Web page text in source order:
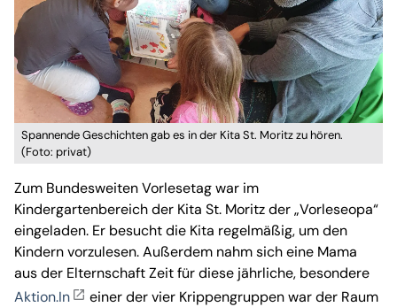
Spannende Geschichten gab es in der Kita St. Moritz zu hören.
(Foto: privat)
Zum Bundesweiten Vorlesetag war im
Kindergartenbereich der Kita St. Moritz der „Vorleseopa“
eingeladen. Er besucht die Kita regelmäßig, um den
Kindern vorzulesen. Außerdem nahm sich eine Mama
aus der Elternschaft Zeit für diese jährliche, besondere
Aktion.In
einer der vier Krippengruppen war der Raum